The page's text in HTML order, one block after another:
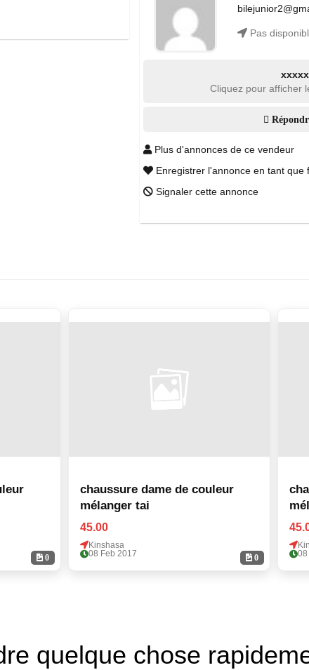
Pas
Cliquez pour afficher
Plus d'annonces de ce vendeur
Enregistrer l'annonce en tant que
Signaler cette annonce
0 0
chaussure dame de couleur
mélanger tai
45.00
Kinshasa
08 Feb 2017
08
quelque chose